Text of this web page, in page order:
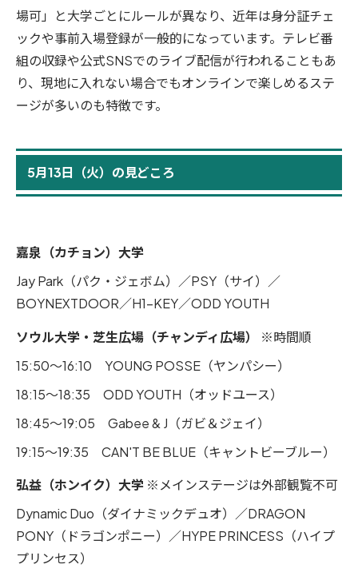
場可」と大学ごとにルールが異なり、近年は身分証チェ
ックや事前入場登録が一般的になっています。テレビ番
組の収録や公式SNSでのライブ配信が行われることもあ
り、現地に入れない場合でもオンラインで楽しめるステ
ージが多いのも特徴です。
5月13日（火）の見どころ
嘉泉（カチョン）大学
Jay Park（パク・ジェボム）／PSY（サイ）／
BOYNEXTDOOR／H1-KEY／ODD YOUTH
ソウル大学・芝生広場（チャンディ広場）
※時間順
15:50〜16:10 YOUNG POSSE（ヤンパシー）
18:15〜18:35 ODD YOUTH（オッドユース）
18:45〜19:05 Gabee & J（ガビ＆ジェイ）
19:15〜19:35 CAN'T BE BLUE（キャントビーブルー）
弘益（ホンイク）大学 ※メインステージは外部観覧不可
Dynamic Duo（ダイナミックデュオ）／DRAGON
PONY（ドラゴンポニー）／HYPE PRINCESS（ハイプ
プリンセス）